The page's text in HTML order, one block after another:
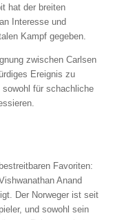
hat der breiten
Interesse und
Kampf gegeben.
zwischen Carlsen
Ereignis zu
für schachliche
Favoriten:
Anand
Der Norweger ist seit
und sowohl sein